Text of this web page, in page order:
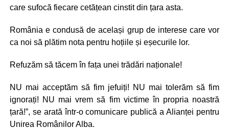
care sufocă fiecare cetățean cinstit din țara asta.
România e condusă de același grup de interese care vor
ca noi să plătim nota pentru hoțiile și eșecurile lor.
Refuzăm să tăcem în fața unei trădări naționale!
NU mai acceptăm să fim jefuiți! NU mai tolerăm să fim
ignorați! NU mai vrem să fim victime în propria noastră
țară!”, se arată într-o comunicare publică a Alianței pentru
Unirea Românilor Alba.